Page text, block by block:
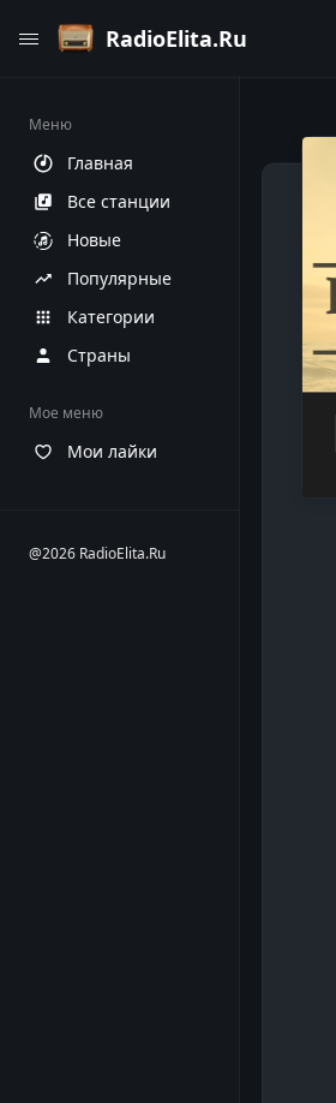
RadioElita.Ru
Меню
Главная
Все станции
Новые
Популярные
Категории
Страны
Мое меню
Мои лайки
@2026 RadioElita.Ru